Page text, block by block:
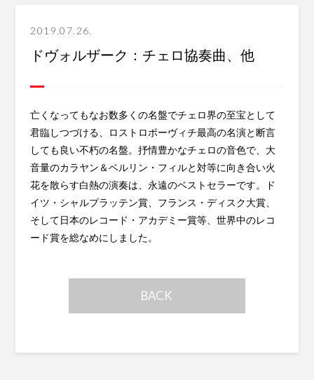
2019.07.26.
ドヴォルザーク：チェロ協奏曲、他
亡くなってもなお数多くの名盤でチェロ界の至宝として
君臨しつづける、ロストロポーヴィチ最高の名演と断言
しても良い不朽の名盤。抒情豊かなチェロの音色で、大
音量のカラヤン＆ベルリン・フィルと対等に向き合い火
花を散らす白熱の演奏は、永遠のベストセラーです。ド
イツ・シャルプラッテン賞、フランス・ディスク大賞、
そして日本のレコード・アカデミー賞等、世界中のレコ
ード賞を総なめにしました。
BACK